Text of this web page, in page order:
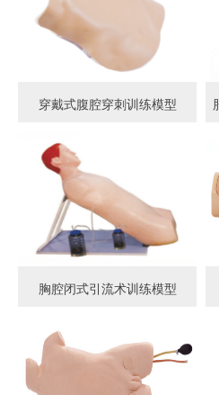
穿戴式腹腔穿刺训练模型
胸腔闭式引流术训练模型